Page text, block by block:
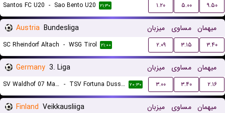
Santos FC U20 - Sao Bento U20 ۲۱:۳۰ ۱.۲۰ ۵.۰۰ ۹.۵۰
Austria Bundesliga میزبان مساوی میهمان
SC Rheindorf Altach - WSG Tirol ۲۱:۰۰ ۲.۰۹ ۳.۱۵ ۳.۴۰
Germany 3. Liga میزبان مساوی میهمان
SV Waldhof 07 Mannheim - TSV Fortuna Dusseldorf ۲۰:۳۰ ۳.۰۰ ۳.۴۰ ۲.۱۶
Finland Veikkausliiga میزبان مساوی میهمان